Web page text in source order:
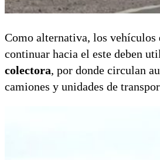
Como alternativa, los vehículos
continuar hacia el este deben
colectora, por donde circulan
camiones y unidades de